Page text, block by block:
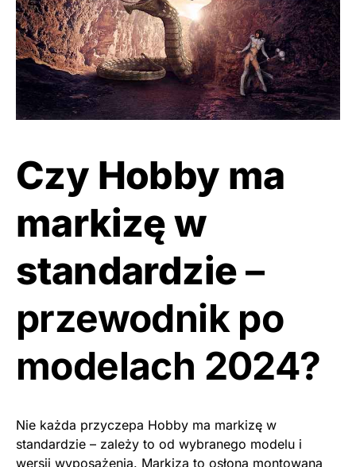
Czy Hobby ma
markizę w
standardzie–
przewodnik po
modelach 2024?
Nie każda przyczepa Hobby ma markizę w
standardzie – zależy to od wybranego modelu i
wersji wyposażenia. Markiza to osłona montowana